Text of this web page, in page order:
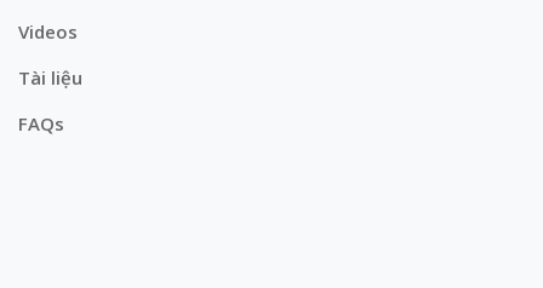
Videos
Tài liệu
FAQs